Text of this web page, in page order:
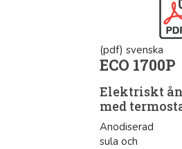
(pdf) svenska
ECO 1700P
Elektriskt
med
Anodiserad
sula och